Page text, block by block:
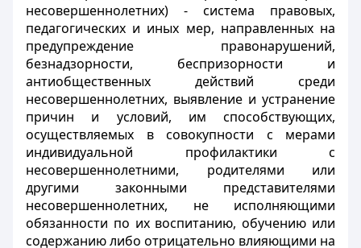
несовершеннолетних) - система правовых,
педагогических и иных мер, направленных на
предупреждение правонарушений,
безнадзорности, беспризорности и
антиобщественных действий среди
несовершеннолетних, выявление и устранение
причин и условий, им способствующих,
осуществляемых в совокупности с мерами
индивидуальной профилактики с
несовершеннолетними, родителями или
другими законными представителями
несовершеннолетних, не исполняющими
обязанности по их воспитанию, обучению или
содержанию либо отрицательно влияющими на